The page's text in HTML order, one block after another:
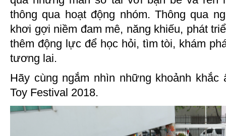
thông qua hoạt động nhóm. Thông qua
khơi gợi niềm đam mê, năng khiếu, phát
thêm động lực để học hỏi, tìm tòi, khám
tương lai.
Hãy cùng ngắm nhìn những khoảnh
Toy Festival 2018.